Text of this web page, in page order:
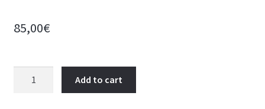
85,00€
Add to cart